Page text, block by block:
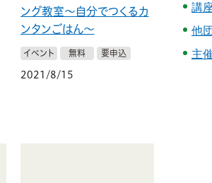
ング教室〜自分でつくるカ
ンタンごはん〜
イベント 無料 要申込
2021/8/15
講
他
主